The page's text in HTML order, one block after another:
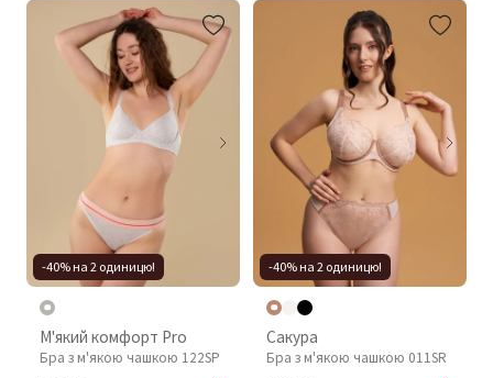
-40% на 2 одиницю!
М'який комфорт Pro
Бра з м'якою чашкою 122SP
-40% на 2 одиницю!
Сакура
Бра з м'якою чашкою 011SR